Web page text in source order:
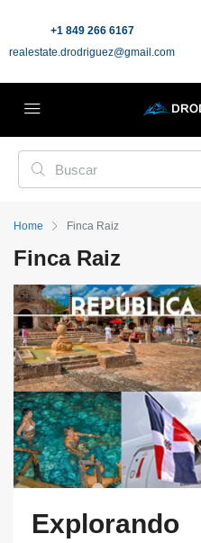
+1 849 266 6167
realestate.drodriguez@gmail.com
Home Finca Raiz
Finca Raiz
Explorando